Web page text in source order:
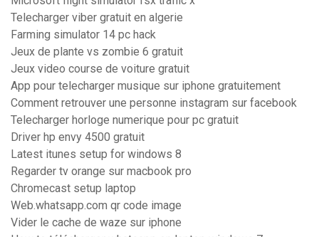
Telecharger viber gratuit en algerie
Farming simulator 14 pc hack
Jeux de plante vs zombie 6 gratuit
Jeux video course de voiture gratuit
App pour telecharger musique sur iphone gratuitement
Comment retrouver une personne instagram sur facebook
Telecharger horloge numerique pour pc gratuit
Driver hp envy 4500 gratuit
Latest itunes setup for windows 8
Regarder tv orange sur macbook pro
Chromecast setup laptop
Web.whatsapp.com qr code image
Vider le cache de waze sur iphone